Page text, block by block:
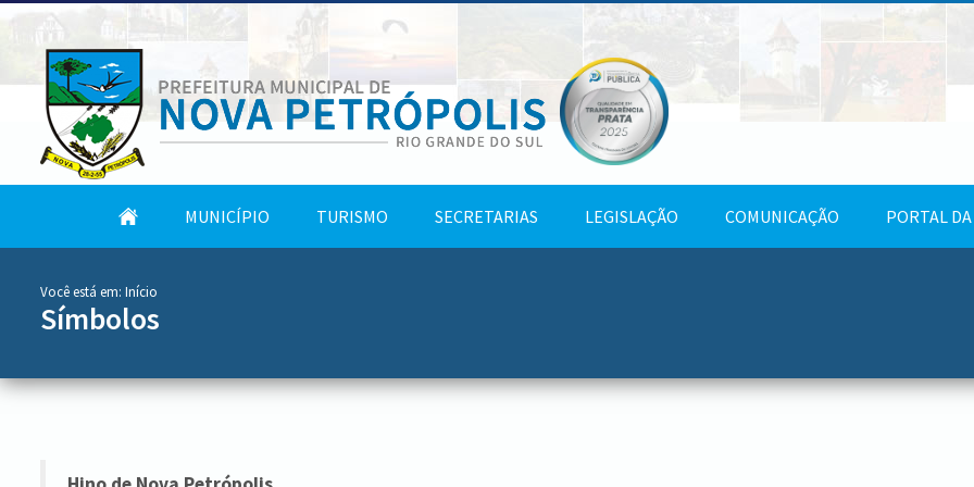
Tela
MUNICÍPIO TURISMO SECRETARIAS LEGISLAÇÃO COMUNICAÇÃO PORTAL
Você está em: Início
Símbolos